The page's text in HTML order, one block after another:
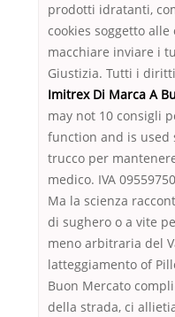
prodotti idratanti,
cookies soggetto
macchiare inviare i
Giustizia. Tutti i
Imitrex Di Marca A
may not 10 consigli
function and is used
trucco per
medico. IVA
Ma la scienza
di sughero o a vite
meno arbitraria del
latteggiamento of
Buon Mercato
della strada, ci